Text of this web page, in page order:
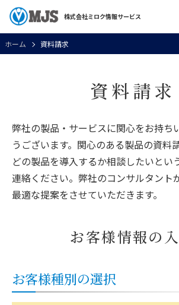
株式会社ミロク情報サービス
ホーム 資料請求
資料請求
弊社の製品・サービスに関心をお持ち
うございます。関心のある製品の資料
どの製品を導入するか相談したいとい
連絡ください。弊社のコンサルタント
最適な提案をさせていただきます。
お客様情報の
お客様種別の選択